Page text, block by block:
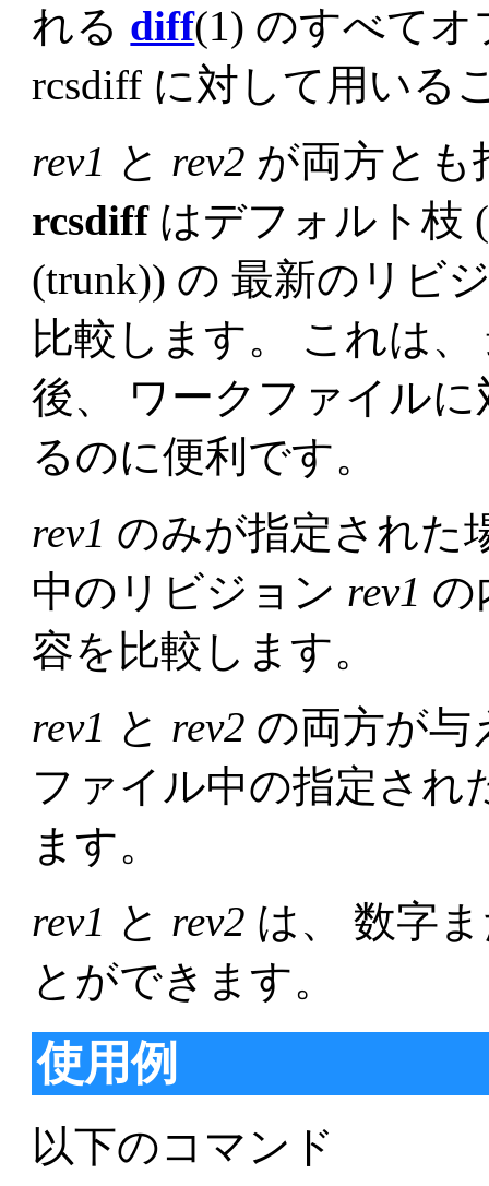
れる diff(1) のすべて
rcsdiff に対して用いる
rev1 と rev2 が両方とも
rcsdiffはデフォルト枝
(trunk)) の 最新のリビ
比較します。 これは
後、 ワークファイル
るのに便利です。
rev1 のみが指定された
中のリビジョン rev1 の
容を比較します。
rev1 と rev2 の両方が
ファイル中の指定され
ます。
rev1 と rev2 は、 数字
とができます。
使用例
以下のコマンド